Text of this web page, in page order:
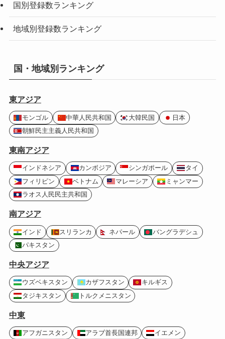
国別登録数ランキング
地域別登録数ランキング
国・地域別ランキング
東アジア
モンゴル 中華人民共和国 大韓民国
日本
朝鮮民主主義人民共和国
東南アジア
インドネシア カンボジア シンガポール
タイ
フィリピン
ベトナム マレーシア
ミャンマー
ラオス人民民主共和国
南アジア
インド スリランカ ネパール
バングラデシュ
パキスタン
中央アジア
ウズベキスタン カザフスタン
キルギス
タジキスタン
トルクメニスタン
中東
アフガニスタン アラブ首長国連邦
イエメン